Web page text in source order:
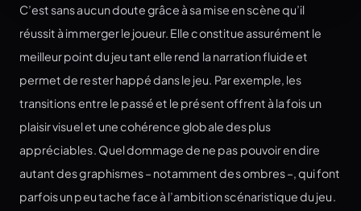
C’est sans aucun doute grâce à sa mise en scène qu’il
réussit à immerger le joueur. Elle constitue assurément le
meilleur point du jeu tant elle rend la narration fluide et
permet de rester happé dans le jeu. Par exemple, les
transitions entre le passé et le présent offrent à la fois un
plaisir visuel et une cohérence globale des plus
appréciables. Quel dommage de ne pas pouvoir en dire
autant des graphismes – notamment des ombres –, qui font
parfois un peu tache face à l’ambition scénaristique du jeu.